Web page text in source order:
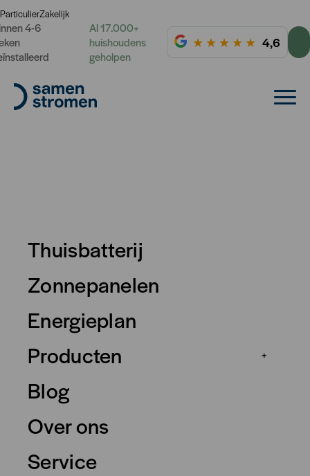
ParticulierZakelijk
4-6
Al 17.000+
huishoudens
geholpen
★ ★ ★ ★ ★ 4,6
Thuisbatterij
Zonnepanelen
Energieplan
Producten
+
Blog
Over ons
Service